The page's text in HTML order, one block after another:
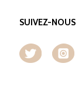
SUIVEZ-NOUS